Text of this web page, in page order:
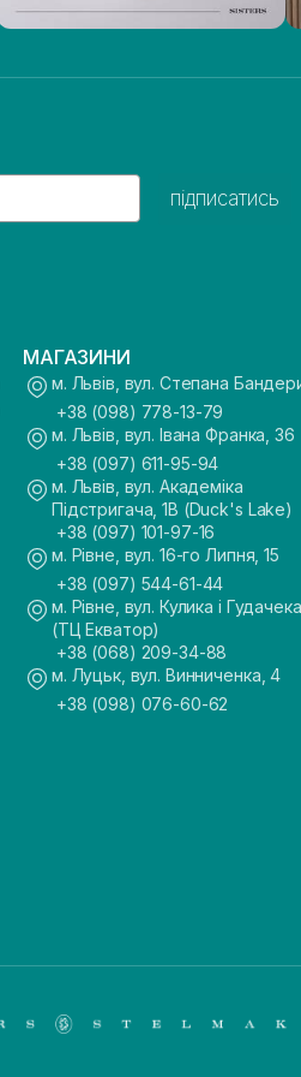
підписатись
МАГАЗИНИ
м. Львів, вул. Степана
+38 (098) 778-13-79
м. Львів, вул. Івана Франка, 36
+38 (097) 611-95-94
м. Львів, вул. Академіка
Підстригача, 1В (Duck's Lake)
+38 (097) 101-97-16
м. Рівне, вул. 16-го Липня, 15
+38 (097) 544-61-44
м. Рівне, вул. Кулика і
(ТЦ Екватор)
+38 (068) 209-34-88
м. Луцьк, вул. Винниченка, 4
+38 (098) 076-60-62